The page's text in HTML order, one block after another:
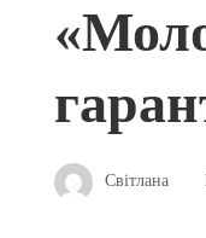
Світлана